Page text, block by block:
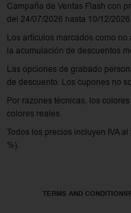
Campaña de Ventas Flash con
del 24/07/2026 hasta 10/12/
Los artículos marcados como
la acumulación de descuentos
Las opciones de grabado
de descuento. Los cupones no
Por razones técnicas, los
colores reales.
Todos los precios incluyen IVA
%).
TERMS AND CONDITIONS